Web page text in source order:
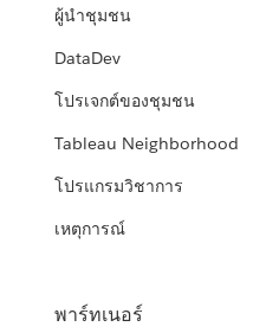
ผู้นำชุมชน
DataDev
โปรเจกต์ของชุมชน
Tableau Neighborhood
โปรแกรมวิชาการ
เหตุการณ์
พาร์ทเนอร์